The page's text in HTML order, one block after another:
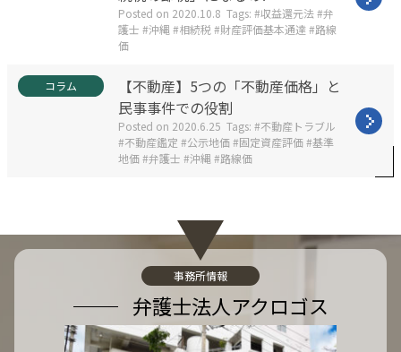
e
s
Posted on 2020.10.8 Tags: 収益還元法 弁
護士
沖縄 相続税 財産評価基本通達
路線
価
C
a
コラム
【不動産】5つの「不動産価格」と
民事事件での役割
Posted on 2020.6.25 Tags:
不動産トラブル
不動産鑑定
公示地価 固定資産評価
基準
地価
弁護士 沖縄 路線価
事務所情報
弁護士法人アクロゴス